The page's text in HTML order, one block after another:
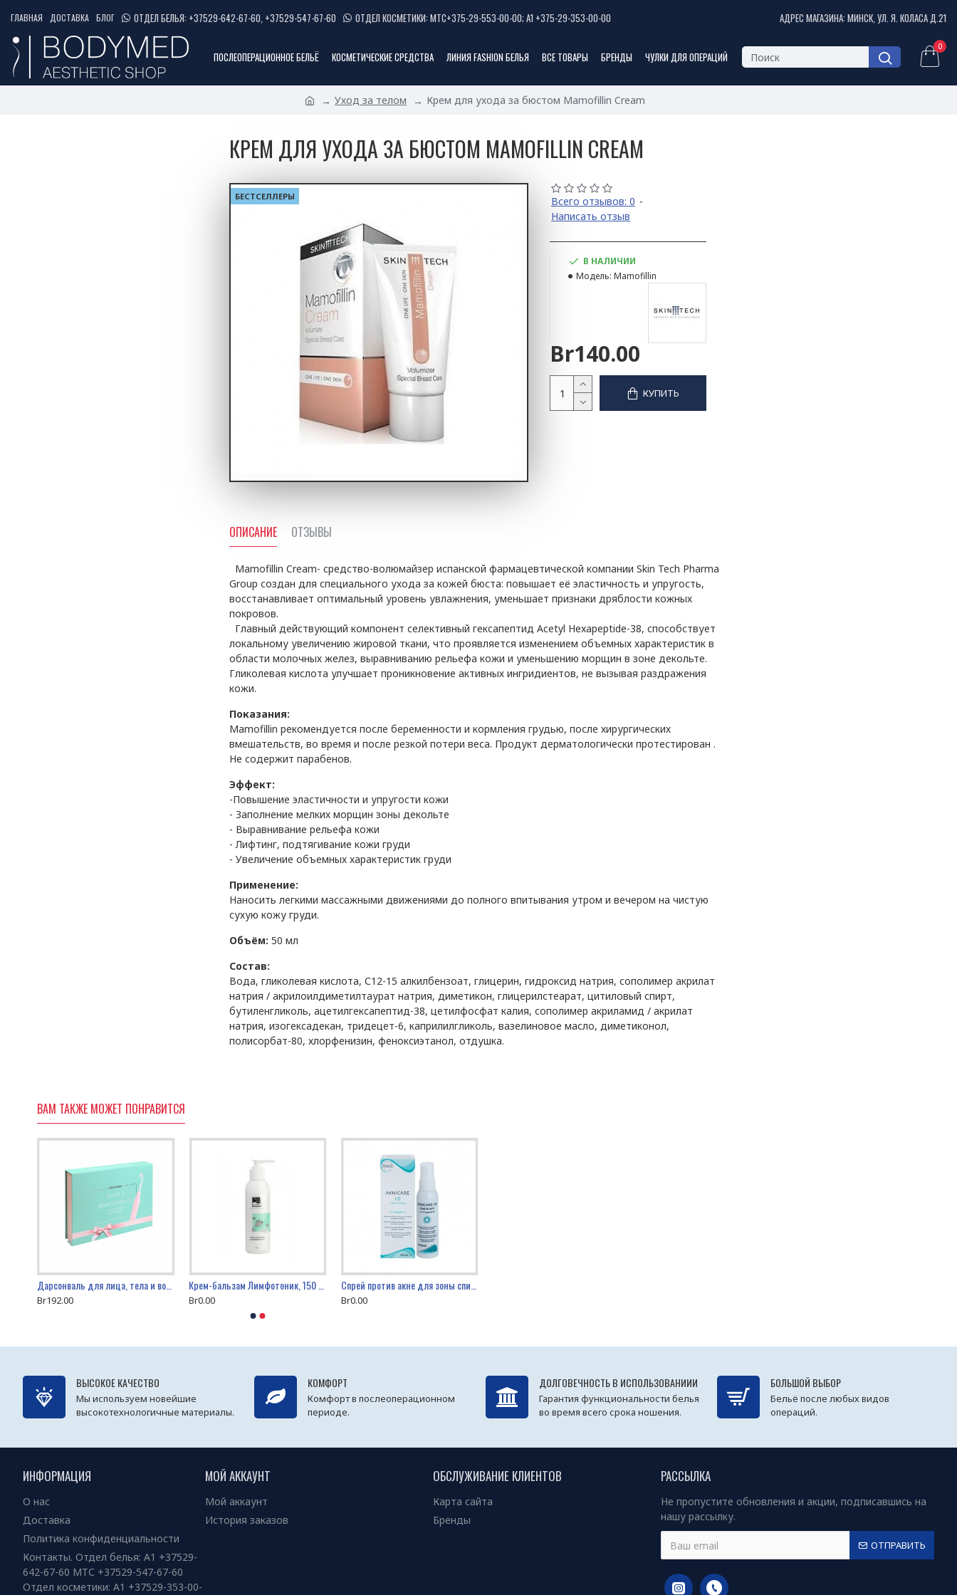
ГЛАВНАЯ ДОСТАВКА БЛОГ ОТДЕЛ БЕЛЬЯ: +37529-642-67-60, +37529-547-67-60 ОТДЕЛ КОСМЕТИКИ: МТС+375-29-553-00-00; А1 +375-29-353-00-00 АДРЕС МАГАЗИНА: МИНСК, УЛ. Я. КОЛАСА Д.21
ПОСЛЕОПЕРАЦИОННОЕ БЕЛЬЁ КОСМЕТИЧЕСКИЕ СРЕДСТВА ЛИНИЯ FASHION БЕЛЬЯ ВСЕ ТОВАРЫ БРЕНДЫ ЧУЛКИ ДЛЯ ОПЕРАЦИЙ
0
Уход за телом Крем для ухода за бюстом Mamofillin Cream
КРЕМ ДЛЯ УХОДА ЗА БЮСТОМ MAMOFILLIN CREAM
БЕСТСЕЛЛЕРЫ Всего отзывов: 0 -
Написать отзыв
Br140.00
В НАЛИЧИИ
Модель: Mamofillin
КУПИТЬ
ОПИСАНИЕ ОТЗЫВЫ
Mamofillin Cream- средство-волюмайзер испанской фармацевтической компании Skin Tech Pharma
Group создан для специального ухода за кожей бюста: повышает её эластичность и упругость,
восстанавливает оптимальный уровень увлажнения, уменьшает признаки дряблости кожных
покровов.
Главный действующий компонент селективный гексапептид Acetyl Hexapeptide-38, способствует
локальному увеличению жировой ткани, что проявляется изменением объемных характеристик в
области молочных желез, выравниванию рельефа кожи и уменьшению морщин в зоне декольте.
Гликолевая кислота улучшает проникновение активных ингридиентов, не вызывая раздражения
кожи.
Показания:
Mamofillin рекомендуется после беременности и кормления грудью, после хирургических
вмешательств, во время и после резкой потери веса. Продукт дерматологически протестирован .
Не содержит парабенов.
Эффект:
-Повышение эластичности и упругости кожи
- Заполнение мелких морщин зоны декольте
- Выравнивание рельефа кожи
- Лифтинг, подтягивание кожи груди
- Увеличение объемных характеристик груди
Применение:
Наносить легкими массажными движениями до полного впитывания утром и вечером на чистую
сухую кожу груди.
Объём: 50 мл
Состав:
Вода, гликолевая кислота, С12-15 алкилбензоат, глицерин, гидроксид натрия, сополимер акрилат
натрия / акрилоилдиметилтаурат натрия, диметикон, глицерилстеарат, цитиловый спирт,
бутиленгликоль, ацетилгексапептид-38, цетилфосфат калия, сополимер акриламид / акрилат
натрия, изогексадекан, тридецет-6, каприлилгликоль, вазелиновое масло, диметиконол,
полисорбат-80, хлорфенизин, феноксиэтанол, отдушка.
ВАМ ТАКЖЕ МОЖЕТ ПОНРАВИТСЯ
Дарсонваль для лица, тела и волос с 5 насадками, Biolift 4 203, Gezatone
Br192.00
Крем-бальзам Лимфотоник, 150 мл
Br0.00
Спрей против акне для зоны спины и груди Aknicare spray
Br0.00
ВЫСОКОЕ КАЧЕСТВО
Мы используем новейшие
высокотехнологичные материалы.
КОМФОРТ
Комфорт в послеоперационном
периоде.
ДОЛГОВЕЧНОСТЬ В ИСПОЛЬЗОВАНИИИ
Гарантия функциональности белья
во время всего срока ношения.
БОЛЬШОЙ ВЫБОР
Бельё после любых видов
операций.
ИНФОРМАЦИЯ
О нас
Доставка
Политика конфиденциальности
Контакты. Отдел белья: А1 +37529-
642-67-60 МТС +37529-547-67-60
Отдел косметики: А1 +37529-353-00-
МОЙ АККАУНТ
Мой аккаунт
История заказов
ОБСЛУЖИВАНИЕ КЛИЕНТОВ
Карта сайта
Бренды
РАССЫЛКА
Не пропустите обновления и акции, подписавшись на
нашу рассылку.
ОТПРАВИТЬ